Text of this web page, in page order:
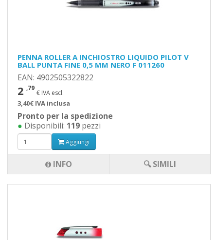
PENNA ROLLER A INCHIOSTRO LIQUIDO PILOT V
BALL PUNTA FINE 0,5 MM NERO F 011260
EAN: 4902505322822
2 ,79
€ IVA escl.
3,40€ IVA inclusa
Pronto per la spedizione
● Disponibili: 119 pezzi
Aggiungi
INFO 🔍 SIMILI